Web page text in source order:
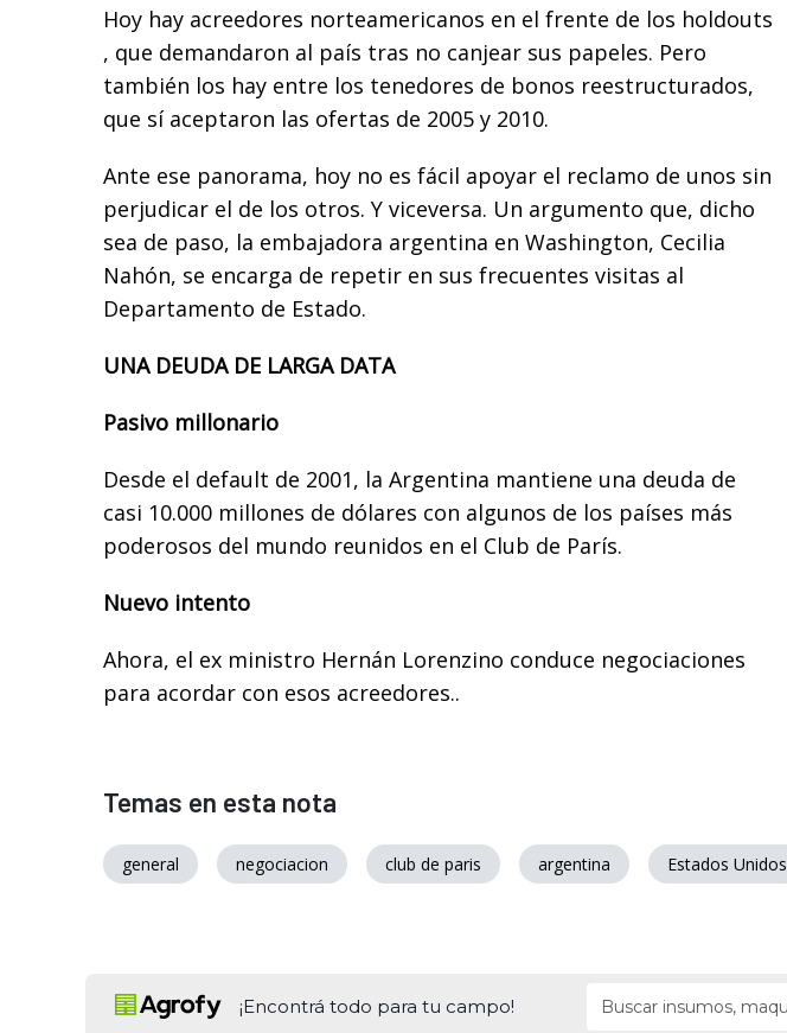
Hoy hay acreedores norteamericanos en el frente de los holdouts
, que demandaron al país tras no canjear sus papeles. Pero
también los hay entre los tenedores de bonos reestructurados,
que sí aceptaron las ofertas de 2005 y 2010.
Ante ese panorama, hoy no es fácil apoyar el reclamo de unos sin
perjudicar el de los otros. Y viceversa. Un argumento que, dicho
sea de paso, la embajadora argentina en Washington, Cecilia
Nahón, se encarga de repetir en sus frecuentes visitas al
Departamento de Estado.
UNA DEUDA DE LARGA DATA
Pasivo millonario
Desde el default de 2001, la Argentina mantiene una deuda de
casi 10.000 millones de dólares con algunos de los países más
poderosos del mundo reunidos en el Club de París.
Nuevo intento
Ahora, el ex ministro Hernán Lorenzino conduce negociaciones
para acordar con esos acreedores..
Temas en esta nota
general negociacion club de paris argentina Estados Unidos
¡Encontrá todo para tu campo!